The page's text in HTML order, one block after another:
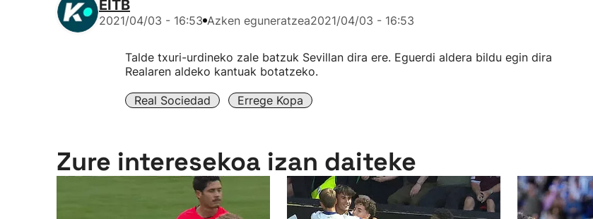
EITB
2021/04/03 - 16:53 Azken eguneratzea2021/04/03 - 16:53
Talde txuri-urdineko zale batzuk Sevillan dira ere. Eguerdi aldera bildu egin dira
Realaren aldeko kantuak botatzeko.
Real Sociedad Errege Kopa
Zure interesekoa izan daiteke